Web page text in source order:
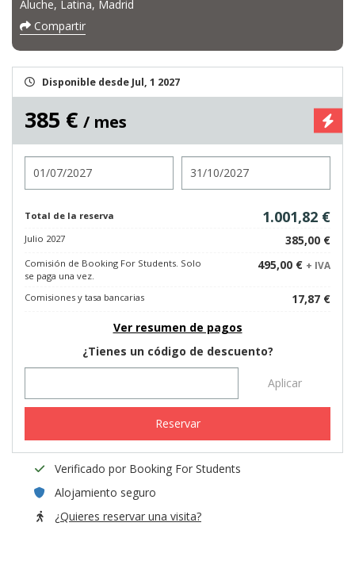
Aluche, Latina, Madrid
Compartir
Disponible desde Jul, 1 2027
385 € / mes
Total de la reserva 1.001,82 €
Julio 2027 385,00 €
Comisión de Booking For Students. Solo
se paga una vez.
495,00 € + IVA
Comisiones y tasa bancarias
17,87 €
Ver resumen de pagos
¿Tienes un código de descuento?
Aplicar
Reservar
Verificado por Booking For Students
Alojamiento seguro
¿Quieres reservar una visita?